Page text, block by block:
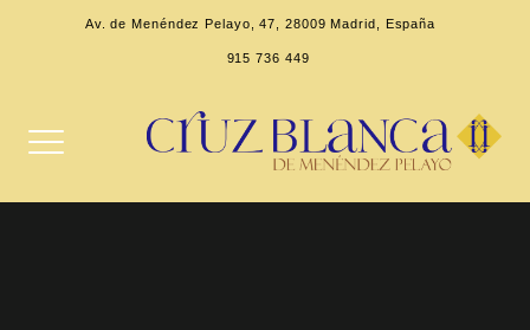
Av. de Menéndez Pelayo, 47, 28009 Madrid, España
915 736 449